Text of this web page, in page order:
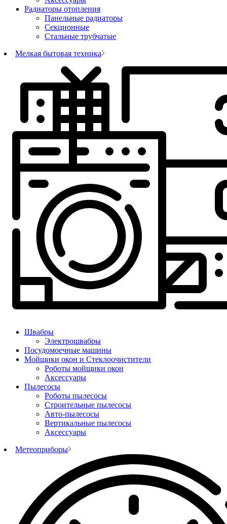
Радиаторы отопления
Панельные радиаторы
Секционные
Стальные трубчатые
Мелкая бытовая техника
Швабры
Электрошвабры
Посудомоечные машины
Мойщики окон и Стеклоочистители
Роботы мойщики окон
Аксессуары
Пылесосы
Роботы пылесосы
Строительные пылесосы
Авто-пылесосы
Вертикальные пылесосы
Аксессуары
Метеоприборы